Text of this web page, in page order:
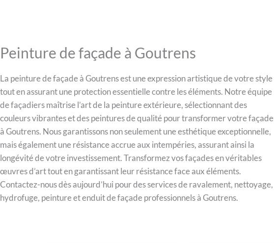
Peinture de façade à Goutrens
La peinture de façade à Goutrens est une expression artistique de votre style
tout en assurant une protection essentielle contre les éléments. Notre équipe
de façadiers maîtrise l’art de la peinture extérieure, sélectionnant des
couleurs vibrantes et des peintures de qualité pour transformer votre façade
à Goutrens. Nous garantissons non seulement une esthétique exceptionnelle,
mais également une résistance accrue aux intempéries, assurant ainsi la
longévité de votre investissement. Transformez vos façades en véritables
œuvres d’art tout en garantissant leur résistance face aux éléments.
Contactez-nous dès aujourd’hui pour des services de ravalement, nettoyage,
hydrofuge, peinture et enduit de façade professionnels à Goutrens.